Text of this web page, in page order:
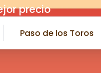
precio